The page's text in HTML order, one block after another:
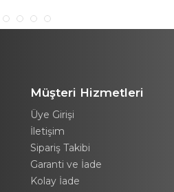
Müşteri Hizmetleri
Üye Girişi
İletişim
Sipariş Takibi
Garanti ve İade
Kolay İade